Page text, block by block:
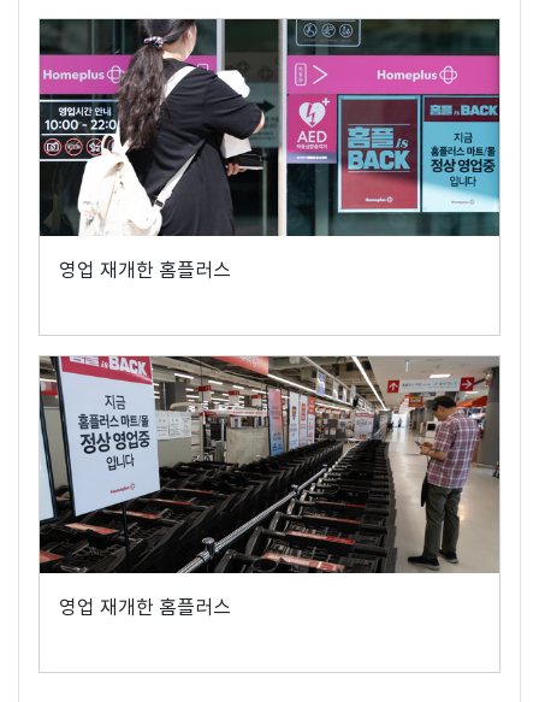
영업 재개한 홈플러스
영업 재개한 홈플러스